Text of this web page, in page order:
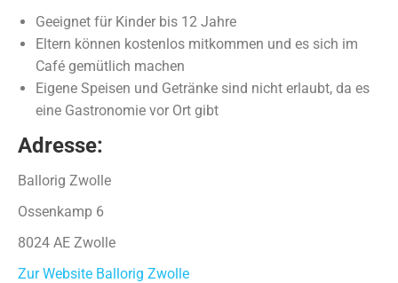
Geeignet für Kinder bis 12 Jahre
Eltern können kostenlos mitkommen und es sich im
Café gemütlich machen
Eigene Speisen und Getränke sind nicht erlaubt, da es
eine Gastronomie vor Ort gibt
Adresse:
Ballorig Zwolle
Ossenkamp 6
8024 AE Zwolle
Zur Website Ballorig Zwolle